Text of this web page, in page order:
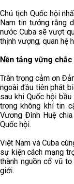
Chủ tịch Quốc hội
Nam tin tưởng rằng
nước Cuba sẽ vượt
thịnh vượng; quan hệ
Nền tảng vững
Trân trọng cảm ơn
ngoài đầu tiên phát
sau khi Quốc hội
trong không khí tin
Vương Đình Huệ
Quốc hội.
Việt Nam và Cuba
sự kiện cách mạng
thành nguồn cổ vũ
giới.